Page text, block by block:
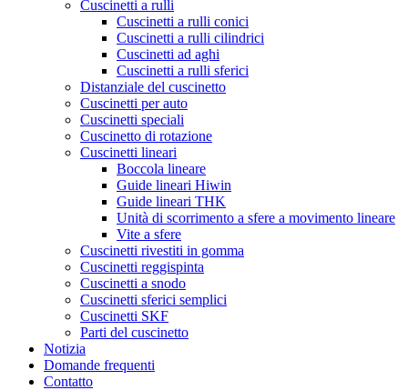
Cuscinetti a rulli
Cuscinetti a rulli conici
Cuscinetti a rulli cilindrici
Cuscinetti ad aghi
Cuscinetti a rulli sferici
Distanziale del cuscinetto
Cuscinetti per auto
Cuscinetti speciali
Cuscinetto di rotazione
Cuscinetti lineari
Boccola lineare
Guide lineari Hiwin
Guide lineari THK
Unità di scorrimento a sfere a movimento lineare
Vite a sfere
Cuscinetti rivestiti in gomma
Cuscinetti reggispinta
Cuscinetti a snodo
Cuscinetti sferici semplici
Cuscinetti SKF
Parti del cuscinetto
Notizia
Domande frequenti
Contatto